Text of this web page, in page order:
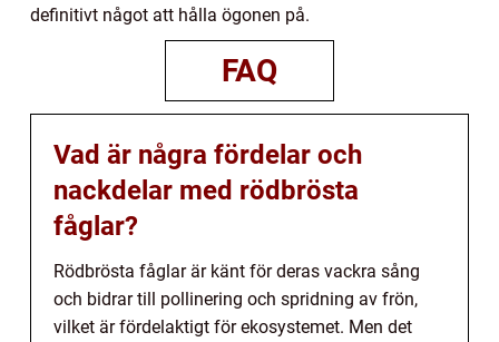
definitivt något att hålla ögonen på.
FAQ
Vad är några fördelar och
nackdelar med rödbrösta
fåglar?
Rödbrösta fåglar är känt för deras vackra sång
och bidrar till pollinering och spridning av frön,
vilket är fördelaktigt för ekosystemet. Men det